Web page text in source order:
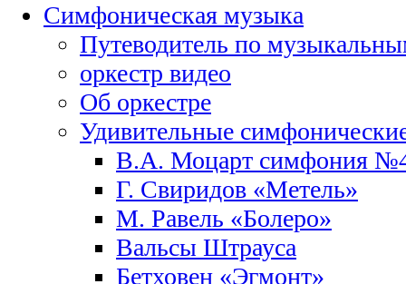
Симфоническая музыка
Путеводитель по
оркестр видео
Об оркестре
Удивительные
В.А. Моцарт симфония
Г. Свиридов «Метель»
М. Равель «Болеро»
Вальсы Штрауса
Бетховен «Эгмонт»